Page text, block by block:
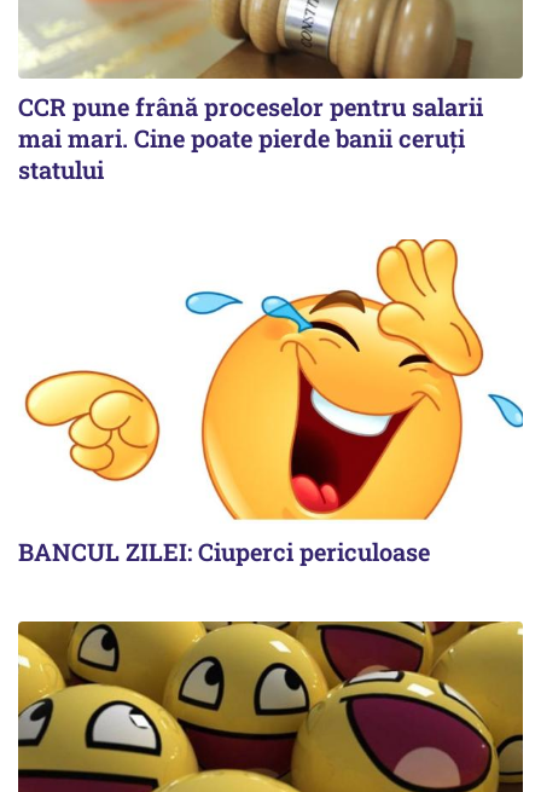
CCR pune frână proceselor pentru salarii
mai mari. Cine poate pierde banii ceruți
statului
BANCUL ZILEI: Ciuperci periculoase